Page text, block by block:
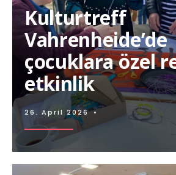
Kulturtreff
Vahrenheide’de
çocuklara özel
etkinlik
26. April 2026 •